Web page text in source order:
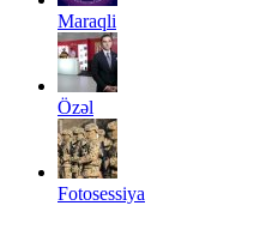
Maraqli
Özəl
Fotosessiya